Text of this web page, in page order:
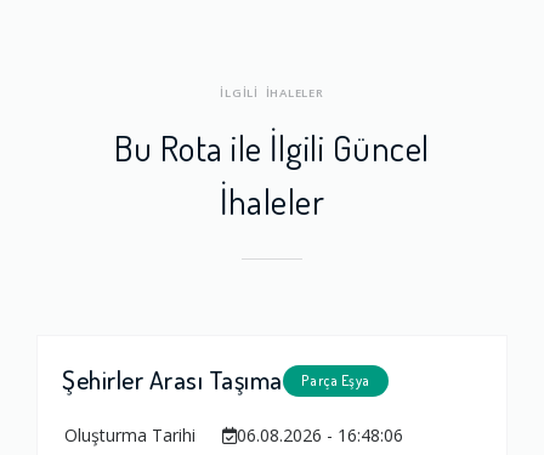
İLGİLİ İHALELER
Bu Rota ile İlgili Güncel
İhaleler
Şehirler Arası Taşıma Parça Eşya
Oluşturma Tarihi
06.08.2026 - 16:48:06